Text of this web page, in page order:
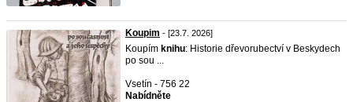
Koupim - [23.7. 2026]
Koupím knihu: Historie dřevorubectví v Beskydech
po sou ...
Vsetín - 756 22
Nabídněte